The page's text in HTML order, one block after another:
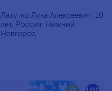
Лазутко Лука Алексеевич, 10
лет, Россия, Нижний
Новгород